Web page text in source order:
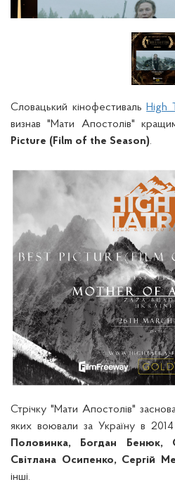
Словацький кінофестиваль High
визнав "Мати Апостолів"
Picture (Film of the Season).
Стрічку "Мати Апостолів"
яких воювали за Україну в
Половинка, Богдан Бенюк,
Світлана Осипенко, Сергій
інші.